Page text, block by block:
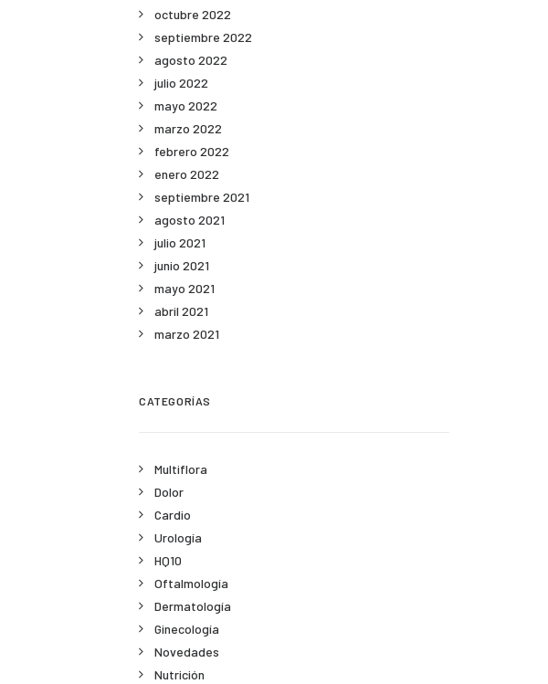
octubre 2022
septiembre 2022
agosto 2022
julio 2022
mayo 2022
marzo 2022
febrero 2022
enero 2022
septiembre 2021
agosto 2021
julio 2021
junio 2021
mayo 2021
abril 2021
marzo 2021
CATEGORÍAS
Multiflora
Dolor
Cardio
Urología
HQ10
Oftalmología
Dermatología
Ginecología
Novedades
Nutrición